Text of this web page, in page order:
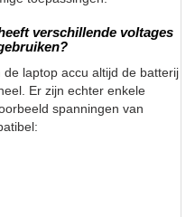
verschillende voltages
laptop accu altijd de batterij
Er zijn echter enkele
spanningen van